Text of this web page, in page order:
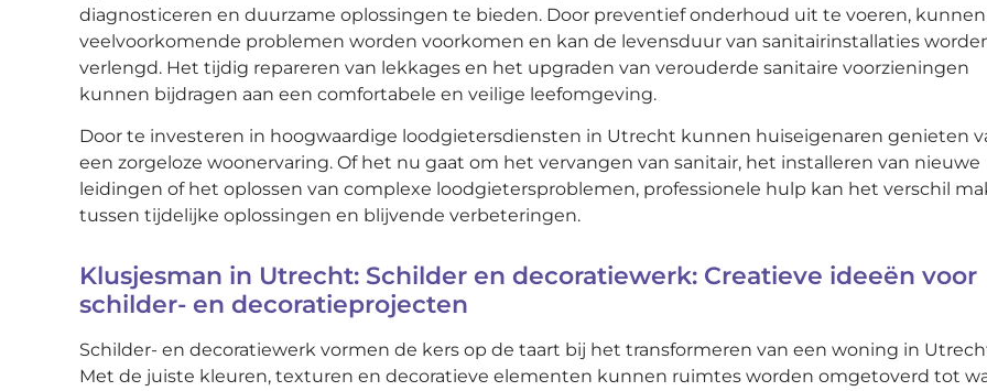
diagnosticeren en duurzame oplossingen te bieden. Door preventief onderhoud uit te voeren, kunnen
veelvoorkomende problemen worden voorkomen en kan de levensduur van sanitairinstallaties
verlengd. Het tijdig repareren van lekkages en het upgraden van verouderde sanitaire voorzieningen
kunnen bijdragen aan een comfortabele en veilige leefomgeving.
Door te investeren in hoogwaardige loodgietersdiensten in Utrecht kunnen huiseigenaren genieten
een zorgeloze woonervaring. Of het nu gaat om het vervangen van sanitair, het installeren van nieuwe
leidingen of het oplossen van complexe loodgietersproblemen, professionele hulp kan het verschil
tussen tijdelijke oplossingen en blijvende verbeteringen.
Klusjesman in Utrecht: Schilder en decoratiewerk: Creatieve ideeën voor
schilder- en decoratieprojecten
Schilder- en decoratiewerk vormen de kers op de taart bij het transformeren van een woning in
Met de juiste kleuren, texturen en decoratieve elementen kunnen ruimtes worden omgetoverd tot